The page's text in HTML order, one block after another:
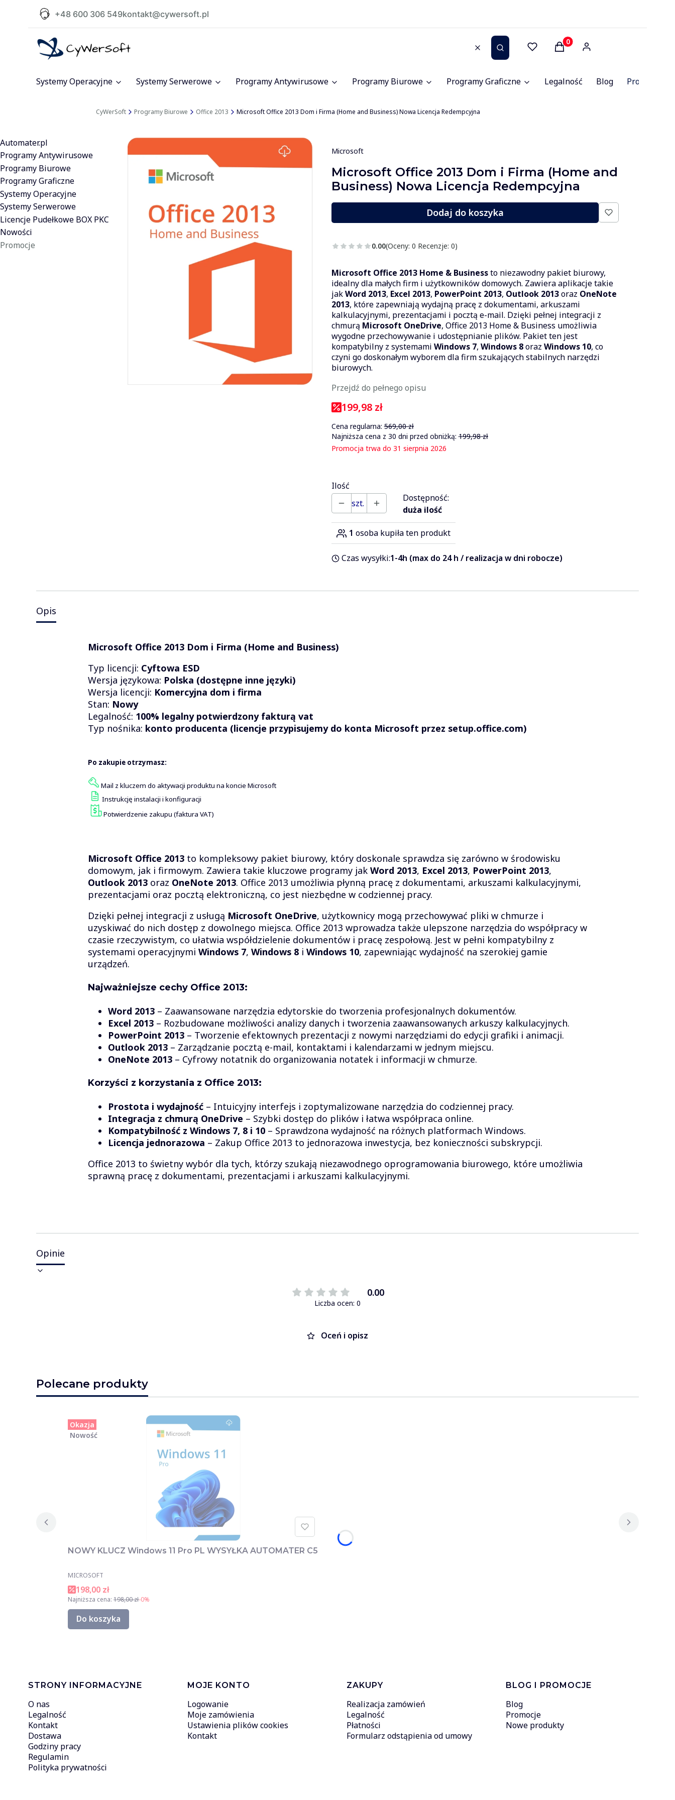
+48 600 306 549kontakt@cywersoft.pl
WyczyśćSzukaj Produkty w koszyku: 0.
Systemy Operacyjne Systemy Serwerowe Programy Antywirusowe Programy Biurowe Programy Graficzne Legalność Blog Promocje
CyWerSoft Programy Biurowe Office 2013 Microsoft Office 2013 Dom i Firma (Home and Business) Nowa Licencja Redempcyjna
Automater.pl
Programy Antywirusowe
Programy Biurowe
Programy Graficzne
Systemy Operacyjne
Systemy Serwerowe
Licencje Pudełkowe BOX PKC
Nowości
Promocje
Microsoft
Microsoft Office 2013 Dom i Firma (Home and
Business) Nowa Licencja Redempcyjna
Dodaj do koszyka
0.00(Oceny: 0 Recenzje: 0)
Microsoft Office 2013 Home & Businessto niezawodny pakiet biurowy,
idealny dla małych firm i użytkowników domowych. Zawiera aplikacje takie
jakWord 2013, Excel 2013, PowerPoint 2013, Outlook 2013oraz OneNote
2013, które zapewniają wydajną pracę z dokumentami, arkuszami
kalkulacyjnymi, prezentacjami i pocztą e-mail. Dzięki pełnej integracji z
chmurą Microsoft OneDrive, Office 2013 Home & Business umożliwia
wygodne przechowywanie i udostępnianie plików. Pakiet ten jest
kompatybilny z systemami Windows 7, Windows 8oraz Windows 10, co
czyni go doskonałym wyborem dla firm szukających stabilnych narzędzi
biurowych.
Przejdź do pełnego opisu
199,98 zł
Cena regularna: 569,00 zł
Najniższa cena z 30 dni przed obniżką: 199,98 zł
Promocja trwa do 31 sierpnia 2026
Ilość
szt.
Dostępność:
duża ilość
1 osoba kupiła ten produkt
Czas wysyłki:1-4h (max do 24 h / realizacja w dni robocze)
Opis
Microsoft Office 2013 Dom i Firma (Home and Business)
Typ licencji: Cyftowa ESD
Wersja językowa: Polska (dostępne inne języki)
Wersja licencji: Komercyjna dom i firma
Stan: Nowy
Legalność: 100% legalny potwierdzony fakturą vat
Typ nośnika: konto producenta (licencje przypisujemy do konta Microsoft przez setup.office.com)
Po zakupie otrzymasz:
Mail z kluczem do aktywacji produktu na koncie Microsoft
Instrukcję instalacji i konfiguracji
Potwierdzenie zakupu (faktura VAT)
Microsoft Office 2013to kompleksowy pakiet biurowy, który doskonale sprawdza się zarówno w środowisku
domowym, jak i firmowym. Zawiera takie kluczowe programy jak Word 2013, Excel 2013, PowerPoint 2013,
Outlook 2013oraz OneNote 2013. Office 2013 umożliwia płynną pracę z dokumentami, arkuszami kalkulacyjnymi,
prezentacjami oraz pocztą elektroniczną, co jest niezbędne w codziennej pracy.
Dzięki pełnej integracji z usługą Microsoft OneDrive, użytkownicy mogą przechowywać pliki w chmurze i
uzyskiwać do nich dostęp z dowolnego miejsca. Office 2013 wprowadza także ulepszone narzędzia do współpracy w
czasie rzeczywistym, co ułatwia współdzielenie dokumentów i pracę zespołową. Jest w pełni kompatybilny z
systemami operacyjnymi Windows 7, Windows 8i Windows 10, zapewniając wydajność na szerokiej gamie
urządzeń.
Najważniejsze cechy Office 2013:
Word 2013– Zaawansowane narzędzia edytorskie do tworzenia profesjonalnych dokumentów.
Excel 2013– Rozbudowane możliwości analizy danych i tworzenia zaawansowanych arkuszy kalkulacyjnych.
PowerPoint 2013– Tworzenie efektownych prezentacji z nowymi narzędziami do edycji grafiki i animacji.
Outlook 2013– Zarządzanie pocztą e-mail, kontaktami i kalendarzami w jednym miejscu.
OneNote 2013– Cyfrowy notatnik do organizowania notatek i informacji w chmurze.
Korzyści z korzystania z Office 2013:
Prostota i wydajność– Intuicyjny interfejs i zoptymalizowane narzędzia do codziennej pracy.
Integracja z chmurą OneDrive – Szybki dostęp do plików i łatwa współpraca online.
Kompatybilność z Windows 7, 8 i 10– Sprawdzona wydajność na różnych platformach Windows.
Licencja jednorazowa – Zakup Office 2013 to jednorazowa inwestycja, bez konieczności subskrypcji.
Office 2013 to świetny wybór dla tych, którzy szukają niezawodnego oprogramowania biurowego, które umożliwia
sprawną pracę z dokumentami, prezentacjami i arkuszami kalkulacyjnymi.
Opinie
0.00
Liczba ocen: 0
Oceń i opisz
Polecane produkty
Okazja
Nowość
NOWY KLUCZ Windows 11 Pro PL WYSYŁKA AUTOMATER C5
MICROSOFT
198,00 zł
Najniższa cena: 198,00 zł-0%
Do koszyka
Linki w stopce
STRONY INFORMACYJNE
O nas
Legalność
Kontakt
Dostawa
Godziny pracy
Regulamin
Polityka prywatności
MOJE KONTO
Logowanie
Moje zamówienia
Ustawienia plików cookies
Kontakt
ZAKUPY
Realizacja zamówień
Legalność
Płatności
Formularz odstąpienia od umowy
BLOG I PROMOCJE
Blog
Promocje
Nowe produkty